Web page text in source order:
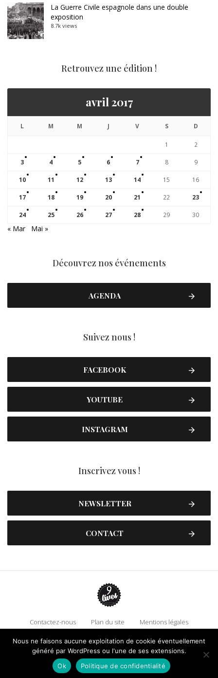
La Guerre Civile espagnole dans une double
exposition
8.7k views
Retrouvez une édition !
avril 2017
L M M J V S D
1 2
3 4 5 6 7 8 9
10 11 12 13 14 15 16
17 18 19 20 21 22 23
24 25 26 27 28 29 30
« Mar Mai »
Découvrez nos événements
AGENDA
Suivez nous !
FACEBOOK
YOUTUBE
INSTAGRAM
Inscrivez vous !
NEWSLETTER
CONTACT
Contactez-nous Plan du site
Mentions légales
Politique de confidentialité
Adhérez à 9 Lives
Faire un don !
Nous ne faisons aucune exploitation de cookie éventuellement
généré par WordPress ou l'une de ses extensions.
Ok
Politique de confidentialité